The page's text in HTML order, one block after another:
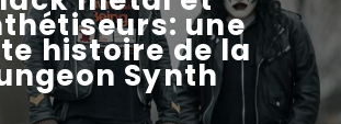
une
histoire de la
Synth